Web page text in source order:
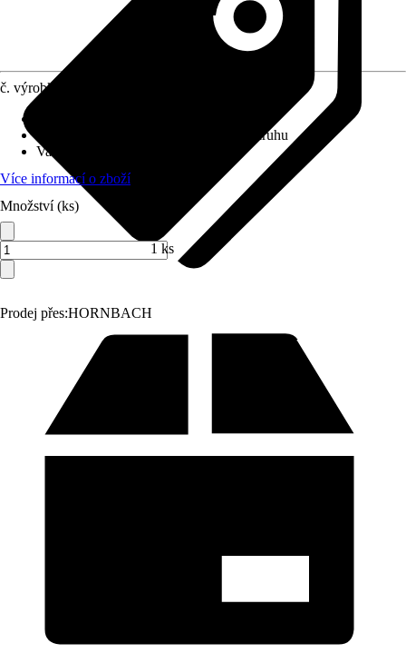
Prodej přes:HORNBACH
č. výrobku
Bez splachovacího kruhu
Varianta
Více informací o zboží
Množství (ks)
1 ks